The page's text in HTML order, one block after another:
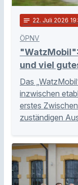
notes 22. Juli 2026
ÖPNV
und viel
Das
inzwischen
erstes
zuständigen